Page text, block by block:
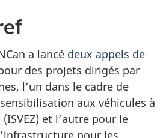
a lancé deux appels de
des projets dirigés par
l’un dans le cadre de
aux véhicules à
et l’autre pour le
pour les